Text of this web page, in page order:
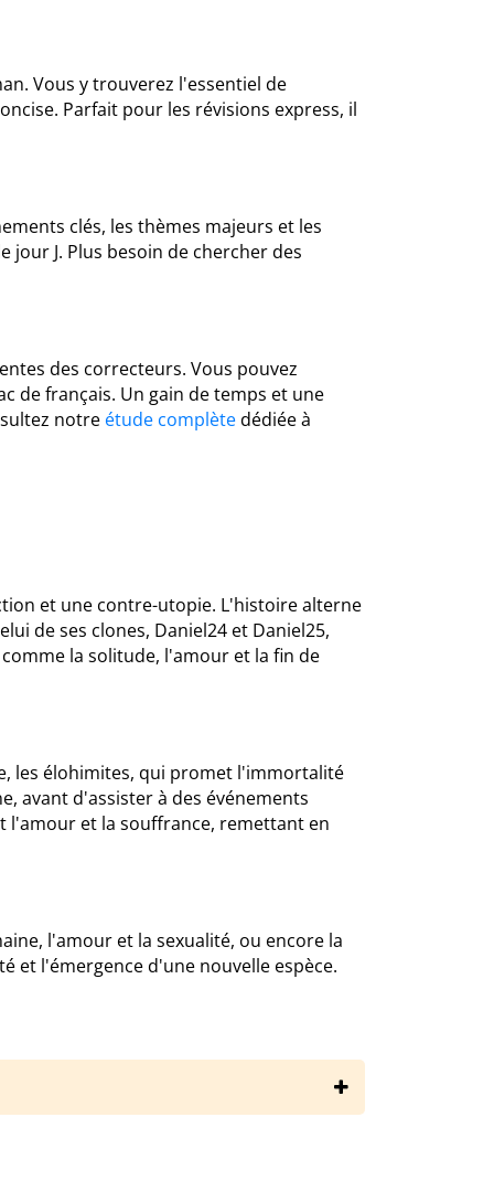
Vous y trouverez l'essentiel de
Parfait pour les révisions express, il
clés, les thèmes majeurs et les
J. Plus besoin de chercher des
des correcteurs. Vous pouvez
de français. Un gain de temps et une
notre étude complètedédiée à
et une contre-utopie. L'histoire alterne
de ses clones, Daniel24 et Daniel25,
la solitude, l'amour et la fin de
les élohimites, qui promet l'immortalité
avant d'assister à des événements
l'amour et la souffrance, remettant en
l'amour et la sexualité, ou encore la
et l'émergence d'une nouvelle espèce.